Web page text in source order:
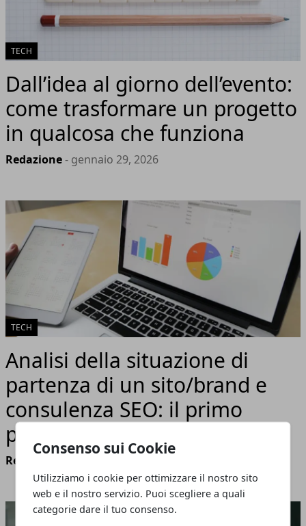
Consenso sui Cookie
Utilizziamo i cookie per ottimizzare il nostro sito
web e il nostro servizio. Puoi scegliere a quali
categorie dare il tuo consenso.
TECH
Dall’idea al giorno dell’evento:
come trasformare un progetto
in qualcosa che funziona
Redazione- gennaio 29, 2026
TECH
Analisi della situazione di
partenza di un sito/brand e
consulenza SEO: il primo
passo per il successo online
Redazione